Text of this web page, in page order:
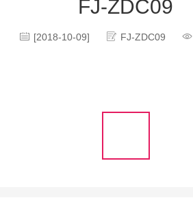
FJ-ZDC09
[2018-10-09] FJ-ZDC09